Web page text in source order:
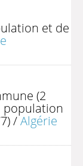
et de
(2
population
/Algérie